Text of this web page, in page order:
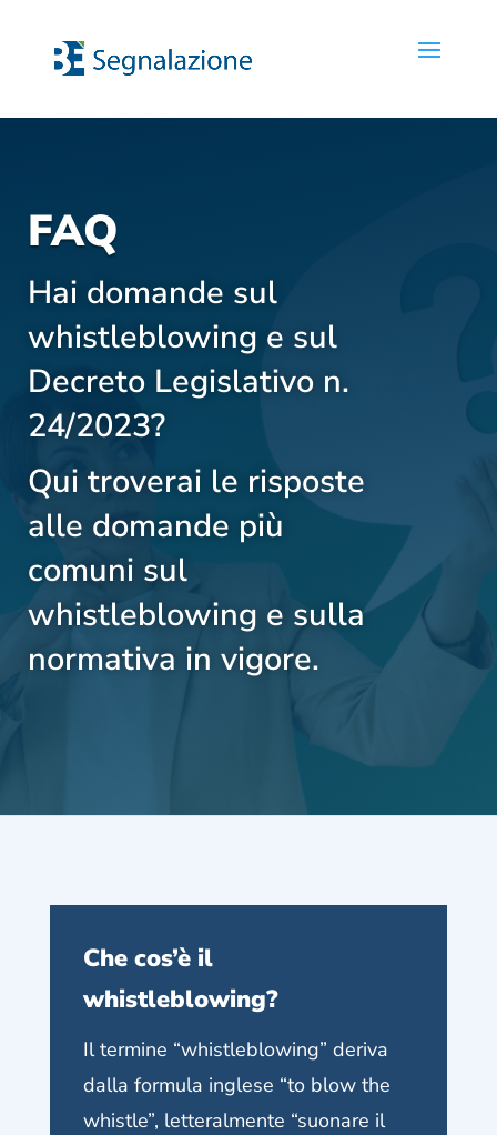
FAQ
Hai domande sul
whistleblowing e sul
Decreto Legislativo n.
24/2023?
Qui troverai le risposte
alle domande più
comuni sul
whistleblowing e sulla
normativa in vigore.
Che cos’è il
whistleblowing?
Il termine “whistleblowing” deriva
dalla formula inglese “to blow the
whistle”, letteralmente “suonare il